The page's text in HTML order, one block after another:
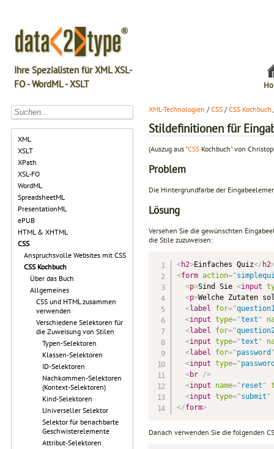
Ihre Spezialisten für XML XSL-
FO - WordML - XSLT
XML
XSLT
XPath
XSL-FO
WordML
SpreadsheetML
PresentationML
ePUB
HTML & XHTML
CSS
Anspruchsvolle Websites mit CSS
CSS Kochbuch
Über das Buch
Allgemeines
CSS und HTML zusammen
verwenden
Verschiedene Selektoren für
die Zuweisung von Stilen
Typen-Selektoren
Klassen-Selektoren
ID-Selektoren
Nachkommen-Selektoren
(Kontext-Selektoren)
Kind-Selektoren
Universeller Selektor
Selektor für benachbarte
Geschwisterelemente
Attribut-Selektoren
XML-Technologien /CSS /CSS Kochbuch
Stildefinitionen für
(Auszug aus "CSS Kochbuch" von
Problem
Die Hintergrundfarbe der
Lösung
Versehen Sie die gewünschten
die Stile zuzuweisen:
<h2>Einfaches Quiz</ h2
<form action="
<p>Sind Sie <input
<p>Welche Zutaten
<label for="
<input type="text "
<label for="
<input type="text "
<label for="password
<input type="
<br
/>
<input name=" reset "
<input type="submit "
</form>
Danach verwenden Sie die folgenden